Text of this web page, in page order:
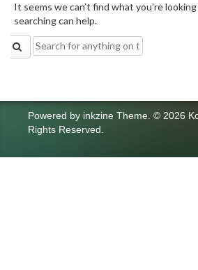
It seems we can’t find what you’re
searching can help.
Search
for:
Powered by inkzine Theme © 2026
Rights Reserved.